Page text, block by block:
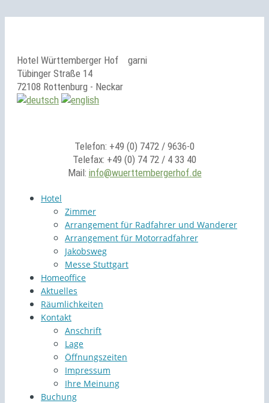
Hotel Württemberger Hof
garni
Tübinger Straße 14
72108 Rottenburg - Neckar
Telefon: +49 (0) 7472 / 9636-0
Telefax: +49 (0) 74 72 / 4 33 40
Mail: info@wuerttembergerhof.de
Hotel
Zimmer
Arrangement für Radfahrer und Wanderer
Arrangement für Motorradfahrer
Jakobsweg
Messe Stuttgart
Homeoffice
Aktuelles
Räumlichkeiten
Kontakt
Anschrift
Lage
Öffnungszeiten
Impressum
Ihre Meinung
Buchung